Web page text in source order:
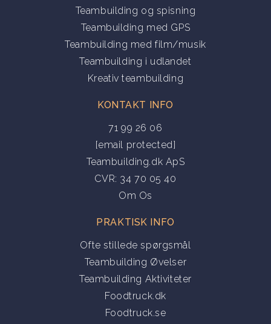
Teambuilding og spisning
Teambuilding med GPS
Teambuilding med film/musik
Teambuilding i udlandet
Kreativ teambuilding
KONTAKT INFO
71 99 26 06
[email protected]
Teambuilding.dk ApS
CVR: 34 70 05 40
Om Os
PRAKTISK INFO
Ofte stillede spørgsmål
Teambuilding Øvelser
Teambuilding Aktiviteter
Foodtruck.dk
Foodtruck.se